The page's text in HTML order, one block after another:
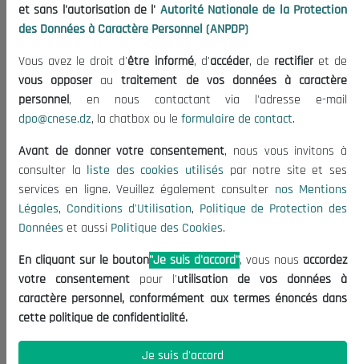
Organisation
Publications
Informations utiles
Appels d'offres et Consultations
Mentions Légales
Conditions d'Utilisation
Politique de Protection des Données
Politique des Cookies
Nous Contacter
(+213) 021 98 01 00|01|02
contact@cnese.dz
Suggestions ou Initiatives ?
Newsletter
dernières nouvelles.
et sans l'autorisation de l' Autorité Nationale de la Protection
des Données à Caractère Personnel (ANPDP)
Vous avez le droit d'être informé, d'accéder, de rectifieret de
vous opposerautraitement de vos données à caractère
personnel, en nous contactant via l'adresse e-mail
dpo@cnese.dz, la chatbox ou le formulaire de contact.
Avant de donner votre consentement, nous vous invitons à
consulter la liste des cookies utilisés par notre site et ses
services en ligne. Veuillez également consulter nos Mentions
Légales, Conditions d'Utilisation, Politique de Protection des
Données et aussi Politique des Cookies.
En cliquant sur le bouton"Je suis d'accord", vous nous accordez
votre consentement pour l'utilisation de vos données à
caractère personnel, conformément aux termes énoncés dans
cette politique de confidentialité.
Je suis d'accord